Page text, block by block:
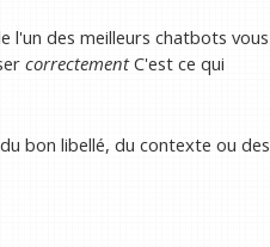
l'un des meilleurs chatbots vous
correctementC'est ce qui
bon libellé, du contexte ou des